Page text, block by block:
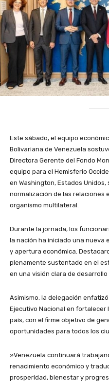
Este sábado, el equipo
Bolivariana de Venezuela
Directora Gerente del Fondo
equipo para el Hemisferio
en Washington, Estados
normalización de las relaciones
organismo multilateral.
​Durante la jornada, los
la nación ha iniciado una nueva
y apertura económica.
plenamente sustentado en el
en una visión clara de
​Asimismo, la delegación
Ejecutivo Nacional en
país, con el firme objetivo de
oportunidades para todos los
​»Venezuela continuará
renacimiento económico y
prosperidad, bienestar y